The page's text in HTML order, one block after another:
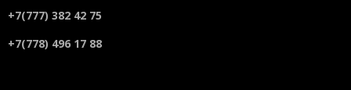
+7(777) 382 42 75
+7(778) 496 17 88